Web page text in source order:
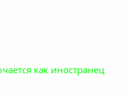
как иностранец